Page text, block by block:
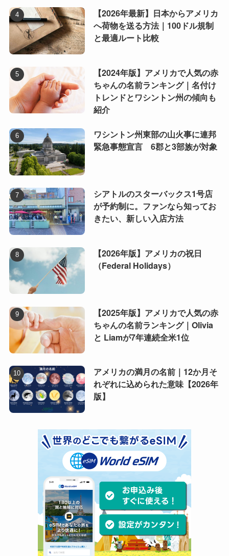
【2026年最新】日本からアメリカ
へ荷物を送る方法｜100ドル規制
と最適ルート比較
【2024年版】アメリカで人気の赤
ちゃんの名前ランキング｜名付け
トレンドとワシントン州の傾向も
紹介
ワシントン州東部の山火事に連邦
緊急事態宣言 6郡と3部族が対象
シアトルのスターバックス1号店
が予約制に。ファンなら知ってお
きたい、新しい入店方法
【2026年版】アメリカの祝日
（Federal Holidays）
【2025年版】アメリカで人気の赤
ちゃんの名前ランキング｜Olivia
と Liamが7年連続全米1位
アメリカの満月の名前｜12か月そ
れぞれに込められた意味【2026年
版】